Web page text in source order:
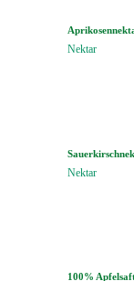
Nektar
Nektar
100%